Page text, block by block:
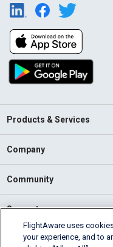
Products & Services
Company
Community
Support
English (USA)
FlightAware uses
your experience, and to